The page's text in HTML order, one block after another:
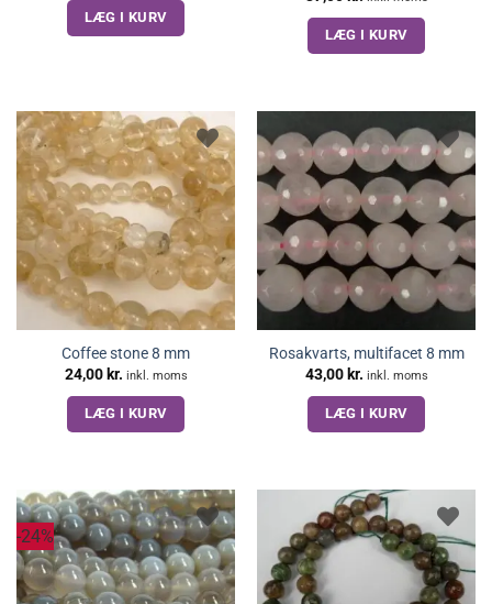
LÆG I KURV
LÆG I KURV
Coffee stone 8 mm
24,00 kr. inkl. moms
LÆG I KURV
Rosakvarts, multifacet 8 mm
43,00 kr. inkl. moms
LÆG I KURV
-24%